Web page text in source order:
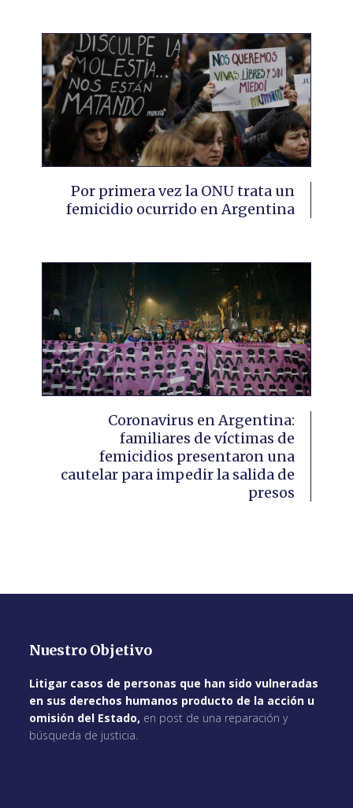
Por primera vez la ONU trata un
femicidio ocurrido en Argentina
Coronavirus en Argentina:
familiares de víctimas de
femicidios presentaron una
cautelar para impedir la salida de
presos
Nuestro Objetivo
Litigar casos de personas que han sido vulneradas
en sus derechos humanos producto de la acción u
omisión del Estado, en post de una reparación y
búsqueda de justicia.